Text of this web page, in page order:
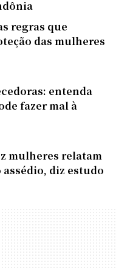
regras que
das mulheres
entenda
fazer mal à
mulheres relatam
diz estudo